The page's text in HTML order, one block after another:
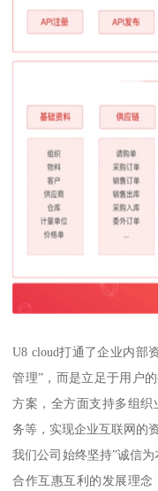
U8 cloud打通了企业内部
管理”，而是立足于用户
方案，全方面支持多组
务等，实现企业互联网的
我们公司始终坚持”诚信
合作互惠互利的发展理